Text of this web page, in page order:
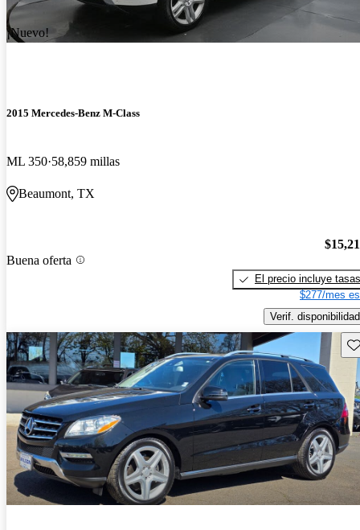
¡Nuevo!
2015 Mercedes-Benz M-Class
ML 350 58,859 millas
Beaumont, TX
Buena oferta
El precio incluye tasas
$277/mes
Verif. disponibilidad